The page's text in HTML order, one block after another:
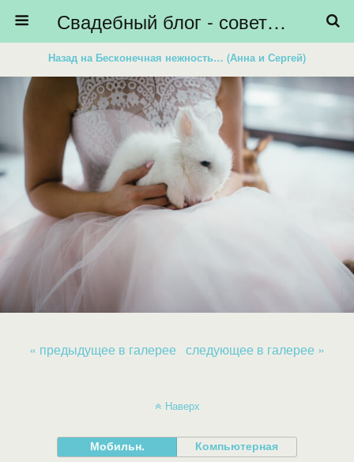
Свадебный блог - советы невестам, подготовка к свадьбе - HiBride
Назад на Бесконечная нежность… (Анна и Сергей)
« предыдущее в галерее следующее в галерее »
Наверх
Мобильн. Компьютерная